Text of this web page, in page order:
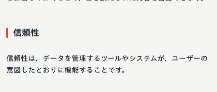
信頼性
信頼性は、データを管理するツールやシステムが、ユーザーの
意図したとおりに機能することです。